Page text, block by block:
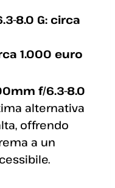
8.0 G: circa
1.000 euro
f/6.3-8.0
alternativa
offrendo
a un